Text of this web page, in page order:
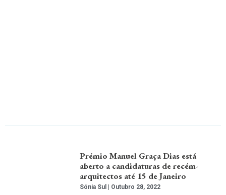
Prémio Manuel Graça Dias está
aberto a candidaturas de recém-
arquitectos até 15 de Janeiro
Sónia Sul Outubro 28, 2022